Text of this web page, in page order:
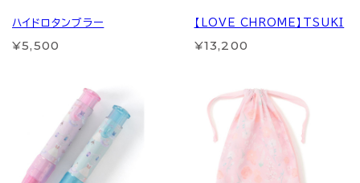
ハイドロタンブラー
¥5,500
【LOVE CHROME】TSUKI
¥13,200